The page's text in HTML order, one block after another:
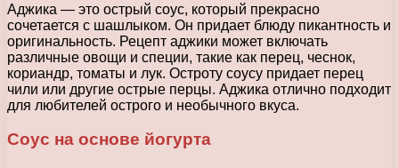
Аджика — это острый соус, который прекрасно
сочетается с шашлыком. Он придает блюду пикантность и
оригинальность. Рецепт аджики может включать
различные овощи и специи, такие как перец, чеснок,
кориандр, томаты и лук. Остроту соусу придает перец
чили или другие острые перцы. Аджика отлично подходит
для любителей острого и необычного вкуса.
Соус на основе йогурта